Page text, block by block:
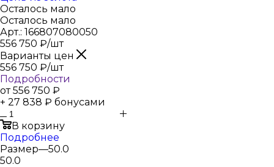
Осталось мало
Осталось мало
Арт.: 166807080050
556 750 ₽/шт
Варианты цен
556 750 ₽/шт
Подробности
от556 750 ₽
+ 27 838 ₽ бонусами
В корзину
Подробнее
Размер—50.0
50.0